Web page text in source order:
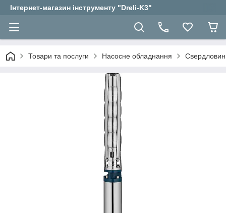
Інтернет-магазин інструменту "Dreli-K3"
Товари та послуги Насосне обладнання